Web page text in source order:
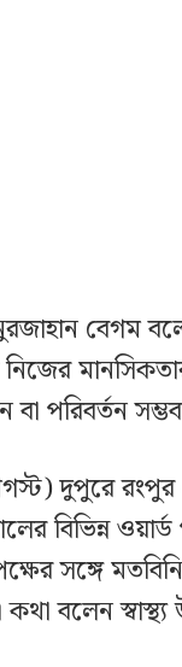
নুরজাহান বেগম
বা পরিবর্তন
দুপুরে
বিভিন্ন
সঙ্গে
বলেন স্বাস্থ্য